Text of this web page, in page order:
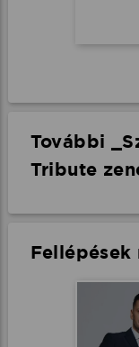
További
Tribute
Fellépések